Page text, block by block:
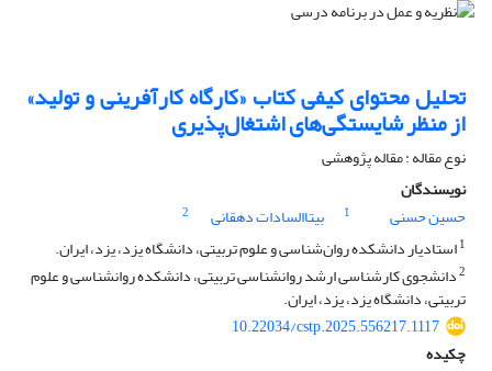
تحلیل محتوای کیفی کتاب «کارگاه کارآفرینی و تولید»
از منظر شایستگی‌های اشتغال‌پذیری
نوع مقاله : مقاله پژوهشی
نویسندگان
حسین حسنی
1 بیتاالسادات دهقانی
2
1استادیار دانشکده روان‌شناسی و علوم تربیتی، دانشگاه یزد، یزد، ایران.
2دانشجوی کارشناسی ارشد روانشناسی تربیتی، دانشکده روانشناسی و علوم
تربیتی، دانشگاه یزد، یزد، ایران.
10.22034/cstp.2025.556217.1117
چکیده